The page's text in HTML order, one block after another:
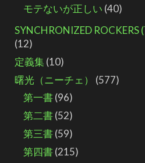
モテないが正しい (40)
SYNCHRONIZED ROCKERS
(12)
定義集(10)
曙光（ニーチェ）
(577)
第一書(96)
第二書(52)
第三書(59)
第四書(215)